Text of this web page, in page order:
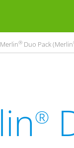
® Duo Pack (Merlin
®